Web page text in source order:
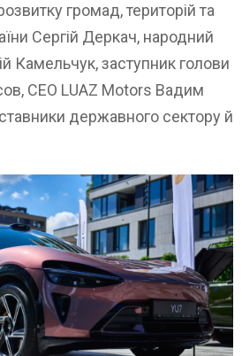
громад, територій та
Сергій Деркач, народний
Камельчук, заступник голови
CEO LUAZ Motors Вадим
державного сектору й